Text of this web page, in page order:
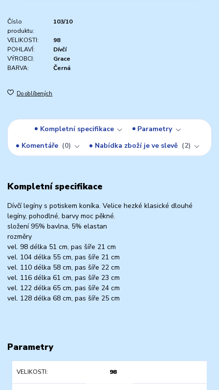
Číslo
produktu:
103/10
VELIKOSTI:
98
POHLAVÍ:
Dívčí
VÝROBCI:
Grace
BARVA:
Černá
Do oblíbených
Kompletní specifikace
Parametry
Komentáře
0 Nabídka zboží je ve slevě 2
Kompletní specifikace
Dívčí legíny s potiskem koníka. Velice hezké klasické dlouhé
legíny, pohodlné, barvy moc pěkné.
složení 95% bavlna, 5% elastan
rozměry
vel. 98 délka 51 cm, pas šíře 21 cm
vel. 104 délka 55 cm, pas šíře 21 cm
vel. 110 délka 58 cm, pas šíře 22 cm
vel. 116 délka 61 cm, pas šíře 23 cm
vel. 122 délka 65 cm, pas šíře 24 cm
vel. 128 délka 68 cm, pas šíře 25 cm
Parametry
VELIKOSTI 98